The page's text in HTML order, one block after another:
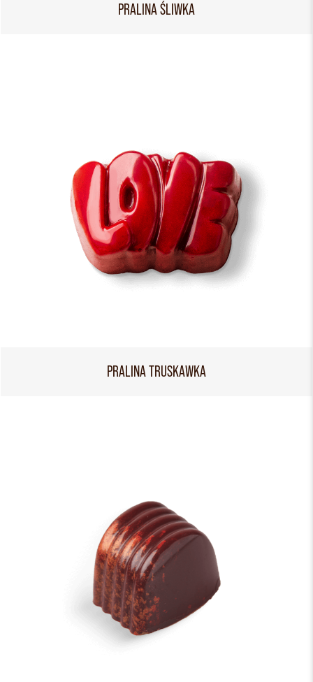
PRALINA ŚLIWKA
PRALINA TRUSKAWKA